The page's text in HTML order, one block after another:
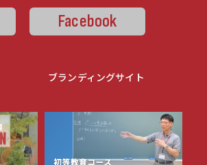
Facebook
ブランディングサイト